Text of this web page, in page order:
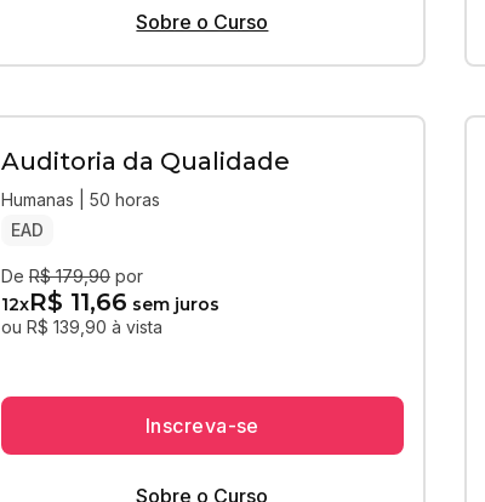
Sobre o Curso
Auditoria da Qualidade
Humanas | 50 horas
EAD
De R$ 179,90por
12xR$ 11,66 sem juros
ou R$ 139,90 à vista
Inscreva-se
Sobre o Curso